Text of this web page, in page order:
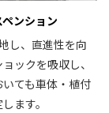
ンション
し、直進性を向
ックを吸収し、
ても車体・植付
ます。